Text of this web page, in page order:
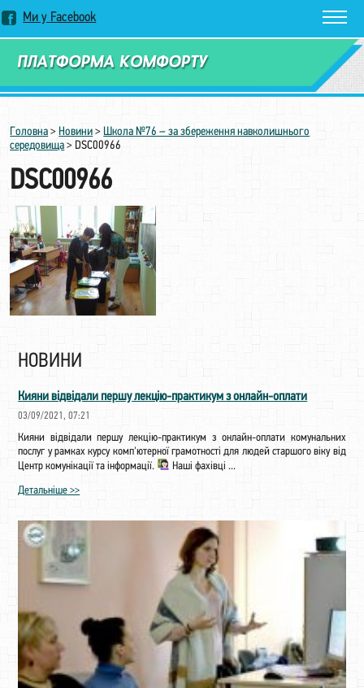
Ми у Facebook
Замовити дзвінок
Головна > Новини >Школа №76 – за збереження навколишнього
середовища > DSC00966
DSC00966
НОВИНИ
Кияни відвідали першу лекцію-практикум з онлайн-оплати
03/09/2021, 07:21
Кияни відвідали першу лекцію-практикум з онлайн-оплати комунальних
послуг у рамках курсу комп'ютерної грамотності для людей старшого віку від
Центр комунікації та інформації.
Наші фахівці ...
Детальніше >>